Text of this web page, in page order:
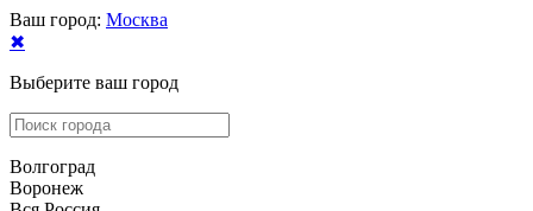
Ваш город: Москва
✖
Выберите ваш город
Волгоград
Воронеж